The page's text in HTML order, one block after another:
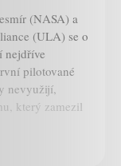
(NASA) a
(ULA) se o
nejdříve
pilotované
nevyužijí,
který zamezil